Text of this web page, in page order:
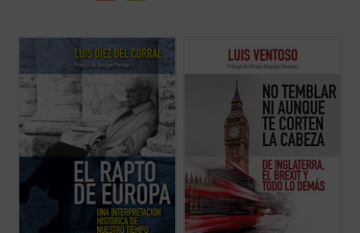
El rapto de Europa constituye uno de los
más importantes proyectos de
interpretación histórica sobre Europa
elaborados en el siglo XX, además de un
lúcido diagnóstico profético de la
incertidumbre que se ha ido apoderando en
Luis Ventoso, columnista y director adjunto
y apasionado de lo inglés, ha
estudiado a los ingleses y a su país con una
profundo. El resultado de su exploración
durante años de residencia ... (ver ficha)